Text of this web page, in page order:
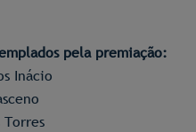
pela premiação:
Inácio
Torres